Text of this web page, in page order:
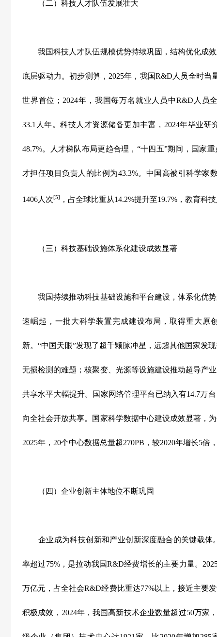
（二）科技人才队伍发展壮大
我国科技人才队伍规模优势持续巩固，结构优化成效
底层驱动力。初步测算， 2025年，我国R&D 人员全时当
世界首位； 2024年，我国每万名就业人员中R&D 人员
33.1 人年。科技人才资源储备更加丰富， 2024年毕业研
48.7%。人才梯队布局更趋合理， “十四五”期间，国家
才担任项目负责人的比例为43.3%。中国高被引科学家
1406人次[5] ，占全球比重从14.2%提升至19.7% ，教育科
（三）科技基础设施体系化建设成效显著
我国持续推动科技基础设施和平台建设，体系化优势
速崛起，一批大科学装置完成建设布局，取得重大原
新。“中国天眼”发现了超千颗脉冲星，远超其他国家发
无损检测的难题；核聚变、光源等设施建设推动超导产
共享水平大幅提升。国家网络管理平台已纳入有14.7万
向全社会开放共享。国家科学数据中心建设成效显著，
2025年， 20个中心数据总量超270PB ，较2020年增长5倍
（四）企业创新主体地位不断巩固
企业成为科技创新和产业创新深度融合的关键载体
率超过75%，是拉动我国R&D经费增长的主要力量。
万亿元，占全社会R&D经费比重达77%以上，接近主要
积极成效， 2024年，我国高新技术企业数量超过50万家